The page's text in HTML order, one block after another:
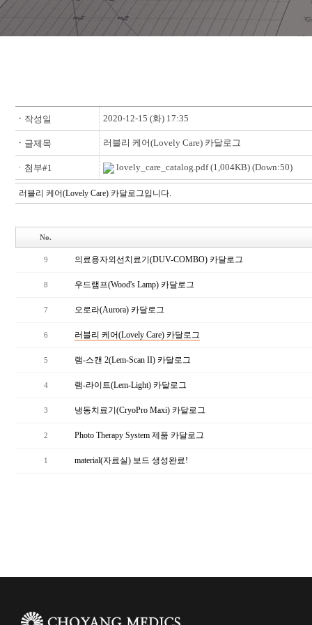
ㆍ 작성일 2020-12-15 (화) 17:35
ㆍ 글제목 러블리 케어(Lovely Care) 카달로그
ㆍ첨부#1 lovely_care_catalog.pdf(1,004KB) (Down:50)
러블리 케어(Lovely Care) 카달로그입니다.
No.
9 의료용자외선치료기(DUV-COMBO) 카달로그
8 우드램프(Wood's Lamp) 카달로그
7 오로라(Aurora) 카달로그
6 러블리 케어(Lovely Care) 카달로그
5 램-스캔 2(Lem-Scan II) 카달로그
4 램-라이트(Lem-Light) 카달로그
3 냉동치료기(CryoPro Maxi) 카달로그
2 Photo Therapy System 제품 카달로그
1 material(자료실) 보드 생성완료!